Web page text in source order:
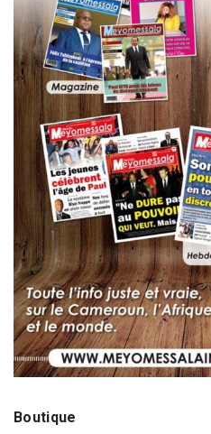
Boutique